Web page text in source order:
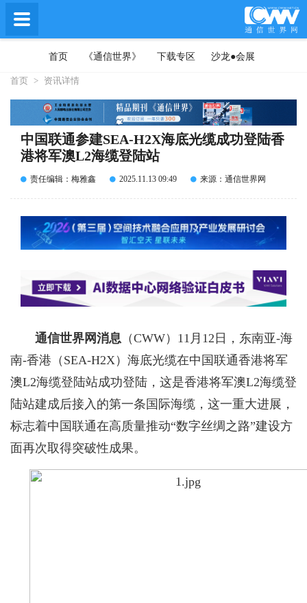
首页 《通信世界》 下载专区 沙龙●会展
首页 > 资讯详情
中国联通参建SEA-H2X海底光缆成功登陆香
港将军澳L2海缆登陆站
责任编辑：梅雅鑫 2025.11.13 09:49 来源：通信世界网
通信世界网消息 （CWW） 11月12日，东南亚-海
南-香港（SEA-H2X）海底光缆在中国联通香港将军
澳L2海缆登陆站成功登陆，这是香港将军澳L2海缆登
陆站建成后接入的第一条国际海缆，这一重大进展，
标志着中国联通在高质量推动“数字丝绸之路”建设方
面再次取得突破性成果。